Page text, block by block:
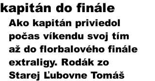
kapitán do finále
Ako kapitán priviedol
počas víkendu svoj tím
až do florbalového finále
extraligy. Rodák zo
Starej Ľubovne Tomáš